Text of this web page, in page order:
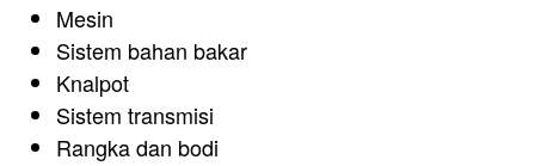
Mesin
Sistem bahan bakar
Knalpot
Sistem transmisi
Rangka dan bodi